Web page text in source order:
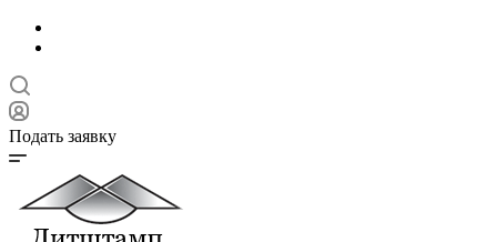
Подать заявку